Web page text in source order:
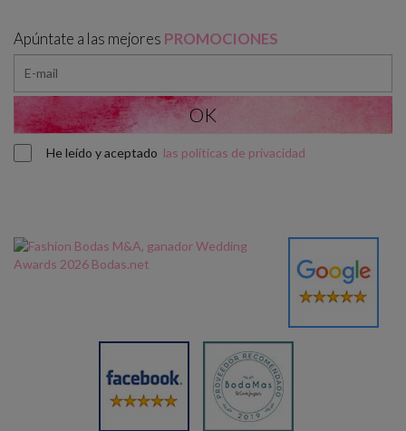
Apúntate a las mejores PROMOCIONES
He leído y aceptado las políticas de privacidad